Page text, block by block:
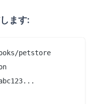
ます:
petstore